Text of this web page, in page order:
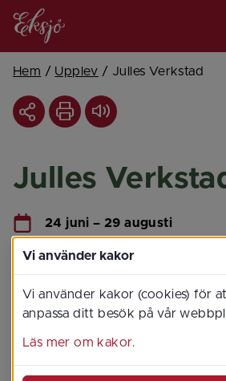
Hem / Upplev / Julles Verkstad
Julles
24 juni – 29 augusti
Klockan 11.00 – 14.00
Smedjegränd 1,
Vi använder kakor
Vi använder kakor (cookies) för
anpassa ditt besök på vår
Läs mer om kakor.